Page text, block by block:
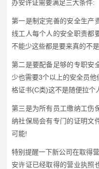
办安许证需要满足三大条件:
第一是制定完善的安全生产
线工人每个人的安全职责都
不能少这些都是要来真的不
第二是要配备足够的专职安
少也需要3个以上的安全员
格证书(C类)这不是随便拉个
第三是为所有员工缴纳工伤
纳社保局会有专门的证明文
可能!
特别提醒一下新公司在取得
安许证已经取得的营业执照